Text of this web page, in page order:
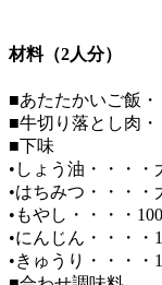
材料（2人分）
■あたたかいご飯
■牛切り落とし肉・
■下味
•しょう油・・・・
•はちみつ・・・・
•もやし・・・・
•にんじん・・・・
•きゅうり・・・・